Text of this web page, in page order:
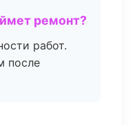
ремонт?
работ.
после